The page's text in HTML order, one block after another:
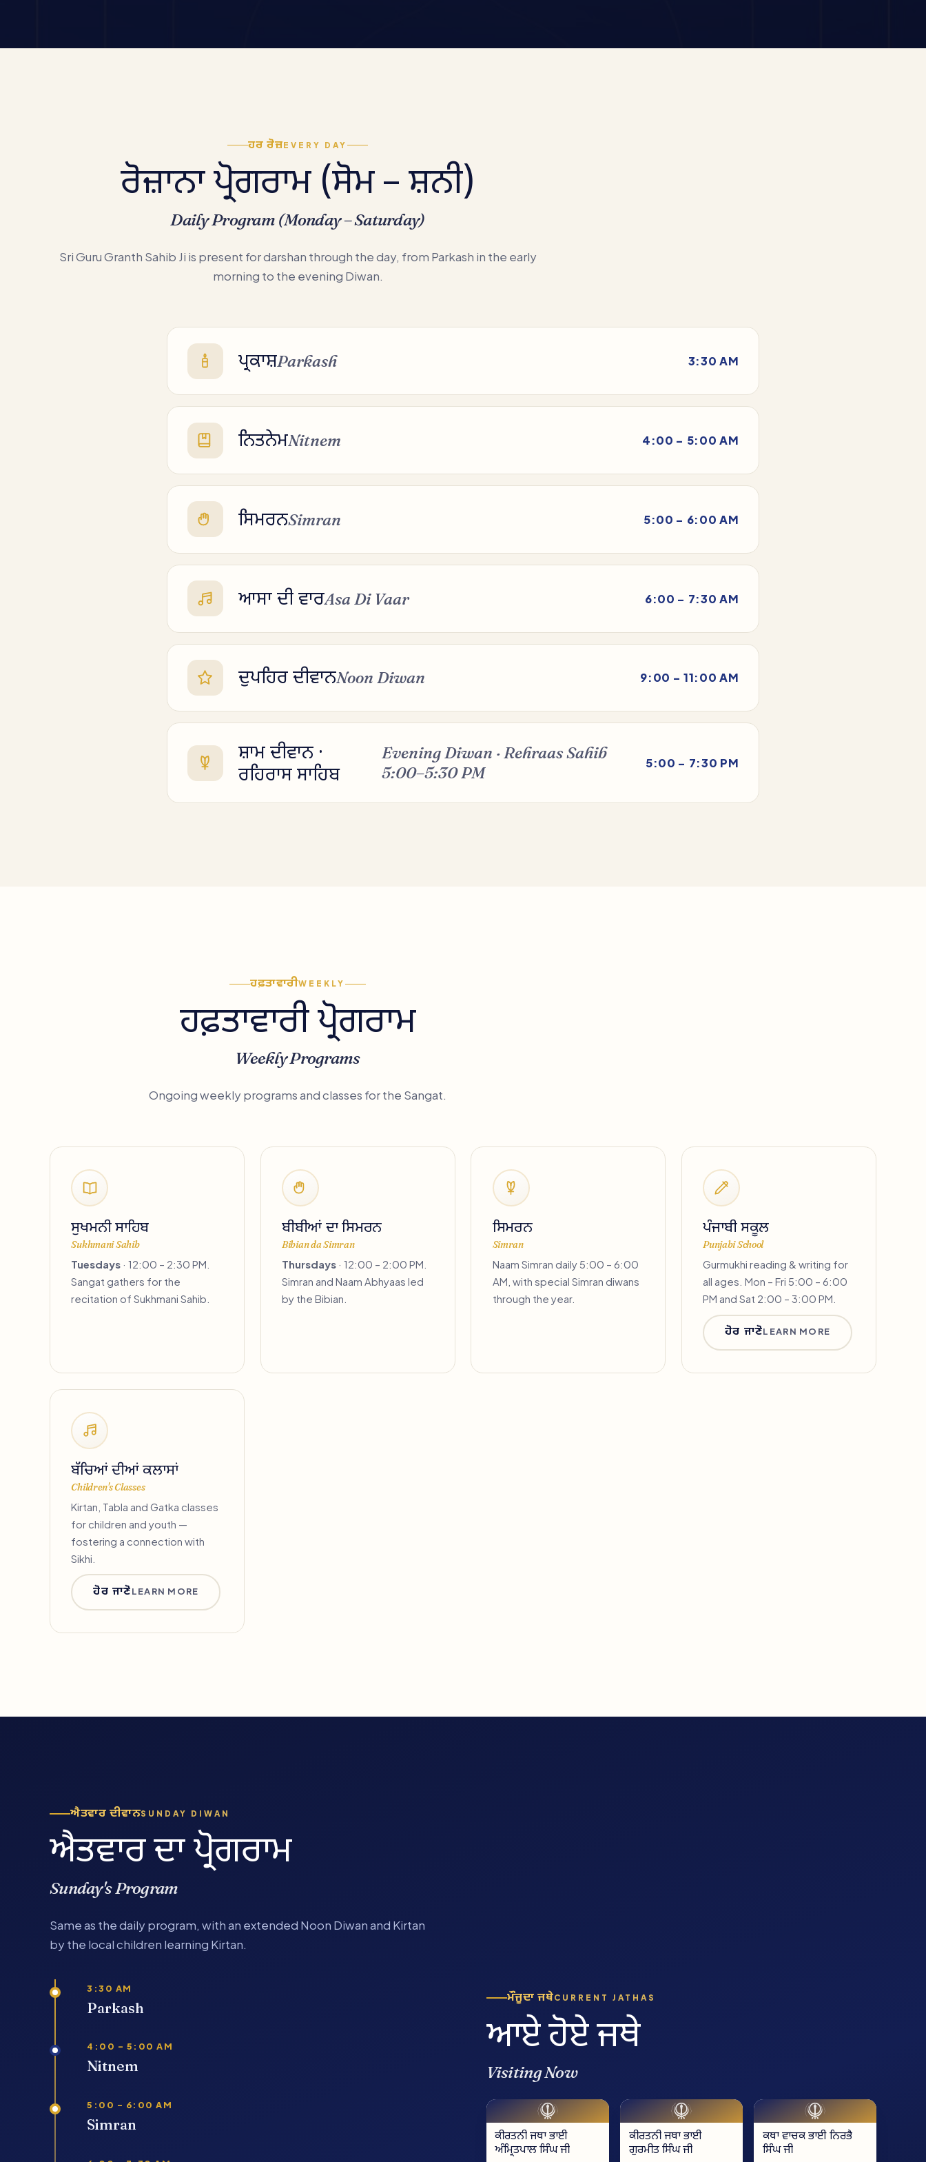
ਹਰ ਰੋਜ਼EVERY DAY
ਰੋਜ਼ਾਨਾ ਪ੍ਰੋਗਰਾਮ (ਸੋਮ – ਸ਼ਨੀ)
Daily Program (Monday – Saturday)
Sri Guru Granth Sahib Ji is present for darshan through the day, from Parkash in the early
morning to the evening Diwan.
ਪ੍ਰਕਾਸ਼Parkash 3:30 AM
ਨਿਤਨੇਮNitnem 4:00 – 5:00 AM
ਸਿਮਰਨSimran 5:00 – 6:00 AM
ਆਸਾ ਦੀ ਵਾਰAsa Di Vaar 6:00 – 7:30 AM
ਦੁਪਹਿਰ ਦੀਵਾਨNoon Diwan 9:00 – 11:00 AM
ਸ਼ਾਮ ਦੀਵਾਨ ·
ਰਹਿਰਾਸ ਸਾਹਿਬ
Evening Diwan · Rehraas Sahib
5:00–5:30 PM
5:00 – 7:30 PM
ਹਫ਼ਤਾਵਾਰੀWEEKLY
ਹਫ਼ਤਾਵਾਰੀ ਪ੍ਰੋਗਰਾਮ
Weekly Programs
Ongoing weekly programs and classes for the Sangat.
ਸੁਖਮਨੀ ਸਾਹਿਬ
Sukhmani Sahib
Tuesdays · 12:00 – 2:30 PM.
Sangat gathers for the
recitation of Sukhmani Sahib.
ਬੀਬੀਆਂ ਦਾ ਸਿਮਰਨ
Bibian da Simran
Thursdays· 12:00 – 2:00 PM.
Simran and Naam Abhyaas led
by the Bibian.
ਸਿਮਰਨ
Simran
Naam Simran daily 5:00 – 6:00
AM, with special Simran diwans
through the year.
ਪੰਜਾਬੀ ਸਕੂਲ
Punjabi School
Gurmukhi reading & writing for
all ages. Mon – Fri 5:00 – 6:00
PM and Sat 2:00 – 3:00 PM.
ਹੋਰ ਜਾਣੋLEARN MORE
ਬੱਚਿਆਂ ਦੀਆਂ ਕਲਾਸਾਂ
Children's Classes
Kirtan, Tabla and Gatka classes
for children and youth —
fostering a connection with
Sikhi.
ਹੋਰ ਜਾਣੋLEARN MORE
ਐਤਵਾਰ ਦੀਵਾਨSUNDAY DIWAN
ਐਤਵਾਰ ਦਾ ਪ੍ਰੋਗਰਾਮ
Sunday's Program
Same as the daily program, with an extended Noon Diwan and Kirtan
by the local children learning Kirtan.
3:30 AM
Parkash
4:00 – 5:00 AM
Nitnem
5:00 – 6:00 AM
Simran
ਮੌਜੂਦਾ ਜਥੇCURRENT JATHAS
ਆਏ ਹੋਏ ਜਥੇ
Visiting Now
ਕੀਰਤਨੀ ਜਥਾ ਭਾਈ
ਅੰਮ੍ਰਿਤਪਾਲ ਸਿੰਘ ਜੀ
ਕੀਰਤਨੀ ਜਥਾ ਭਾਈ
ਗੁਰਮੀਤ ਸਿੰਘ ਜੀ
ਕਥਾ ਵਾਚਕ ਭਾਈ ਨਿਰਭੈ
ਸਿੰਘ ਜੀ